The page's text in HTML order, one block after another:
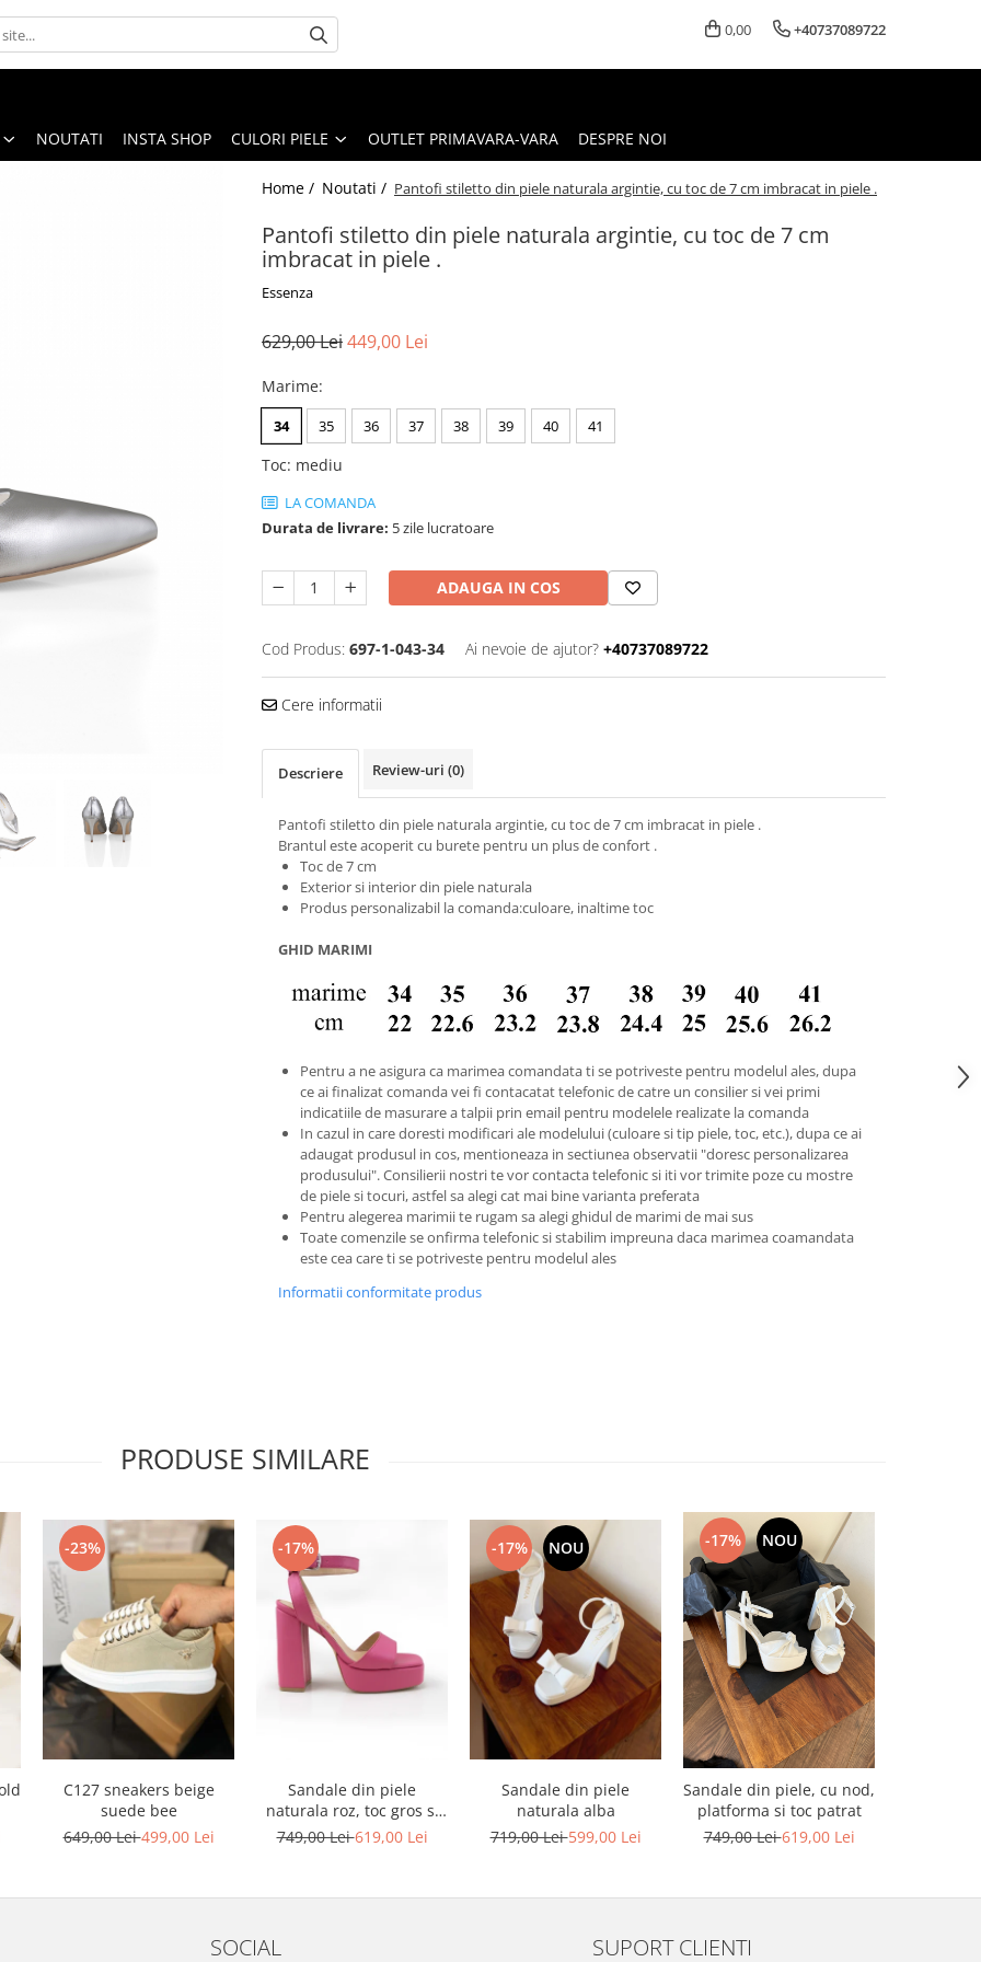
0,00 +40737089722
NOUTATI INSTA SHOP CULORI PIELE OUTLET PRIMAVARA-VARA DESPRE NOI
Home / Noutati / Pantofi stiletto din piele naturala argintie, cu toc de 7 cm imbracat in piele .
Pantofi stiletto din piele naturala argintie, cu toc de 7 cm
imbracat in piele .
Essenza
629,00 Lei449,00 Lei
Marime:
34 35 36 37 38 39 40 41
Toc: mediu
LA COMANDA
Durata de livrare: 5 zile lucratoare
ADAUGA IN COS
Cod Produs: 697-1-043-34 Ai nevoie de ajutor? +40737089722
Cere informatii
Descriere Review-uri (0)
Pantofi stiletto din piele naturala argintie, cu toc de 7 cm imbracat in piele .
Brantul este acoperit cu burete pentru un plus de confort .
Toc de 7 cm
Exterior si interior din piele naturala
Produs personalizabil la comanda:culoare, inaltime toc
GHID MARIMI
Pentru a ne asigura ca marimea comandata ti se potriveste pentru modelul ales, dupa
ce ai finalizat comanda vei fi contacatat telefonic de catre un consilier si vei primi
indicatiile de masurare a talpii prin email pentru modelele realizate la comanda
In cazul in care doresti modificari ale modelului (culoare si tip piele, toc, etc.), dupa ce ai
adaugat produsul in cos, mentioneaza in sectiunea observatii "doresc personalizarea
produsului". Consilierii nostri te vor contacta telefonic si iti vor trimite poze cu mostre
de piele si tocuri, astfel sa alegi cat mai bine varianta preferata
Pentru alegerea marimii te rugam sa alegi ghidul de marimi de mai sus
Toate comenzile se onfirma telefonic si stabilim impreuna daca marimea coamandata
este cea care ti se potriveste pentru modelul ales
Informatii conformitate produs
PRODUSE SIMILARE
-23%
C127 sneakers beige
suede bee
649,00 Lei499,00 Lei
-17%
Sandale din piele
naturala roz, toc gros si
platforma
749,00 Lei619,00 Lei
-17% NOU
Sandale din piele
naturala alba
719,00 Lei599,00 Lei
-17% NOU
Sandale din piele, cu nod,
platforma si toc patrat
749,00 Lei619,00 Lei
SOCIAL SUPORT CLIENTI